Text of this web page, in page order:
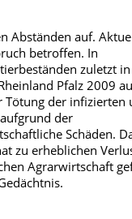
Abständen auf.
betroffen. In
zuletzt in
Pfalz 2009
Tötung der infizierten
der
Schäden.
zu erheblichen
Agrarwirtschaft